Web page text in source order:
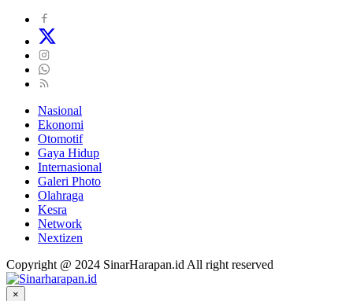
Nasional
Ekonomi
Otomotif
Gaya Hidup
Internasional
Galeri Photo
Olahraga
Kesra
Network
Nextizen
Copyright @ 2024 SinarHarapan.id All right reserved
×